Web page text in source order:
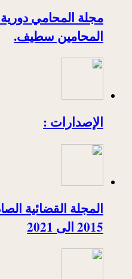
مجلة المحامي
المحامين سطيف.
الإصدارات :
المجلة القضائية
2015 الى 2021